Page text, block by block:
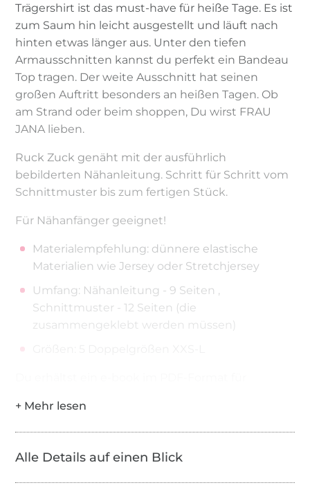
Trägershirt ist das must-have für heiße Tage. Es ist
zum Saum hin leicht ausgestellt und läuft nach
hinten etwas länger aus. Unter den tiefen
Armausschnitten kannst du perfekt ein Bandeau
Top tragen. Der weite Ausschnitt hat seinen
großen Auftritt besonders an heißen Tagen. Ob
am Strand oder beim shoppen, Du wirst FRAU
JANA lieben.
Ruck Zuck genäht mit der ausführlich
bebilderten Nähanleitung. Schritt für Schritt vom
Schnittmuster bis zum fertigen Stück.
Für Nähanfänger geeignet!
Materialempfehlung: dünnere elastische
Materialien wie Jersey oder Stretchjersey
Umfang: Nähanleitung - 9 Seiten ,
Schnittmuster - 12 Seiten (die
zusammengeklebt werden müssen)
Macintosh OS X (ab Version 10.2.0). Zum Öffnen
der Datei wird ein aktueller PDF-Reader benötigt,
Alle Details auf einen Blick